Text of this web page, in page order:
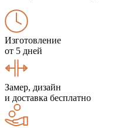
Изготовление
от 5 дней
Замер, дизайн
и доставка бесплатно